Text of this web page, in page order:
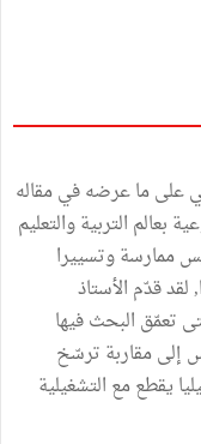
على ما عرضه في مقاله
التربية والتعليم
ممارسة وتسييرا
قدّم الأستاذ
تعمّق البحث فيها
إلى مقاربة ترسّخ
يقطع مع التشغيلية